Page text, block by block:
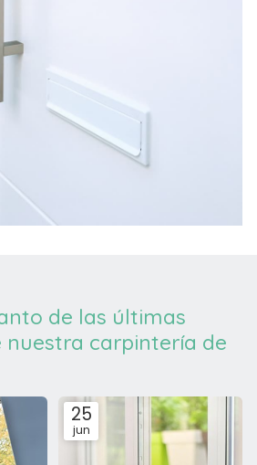
de las últimas
carpintería de
25